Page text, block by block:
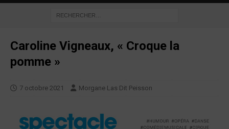
Caroline Vigneaux, « Croque la
pomme »
7 octobre 2021 Morgane Las Dit Peisson